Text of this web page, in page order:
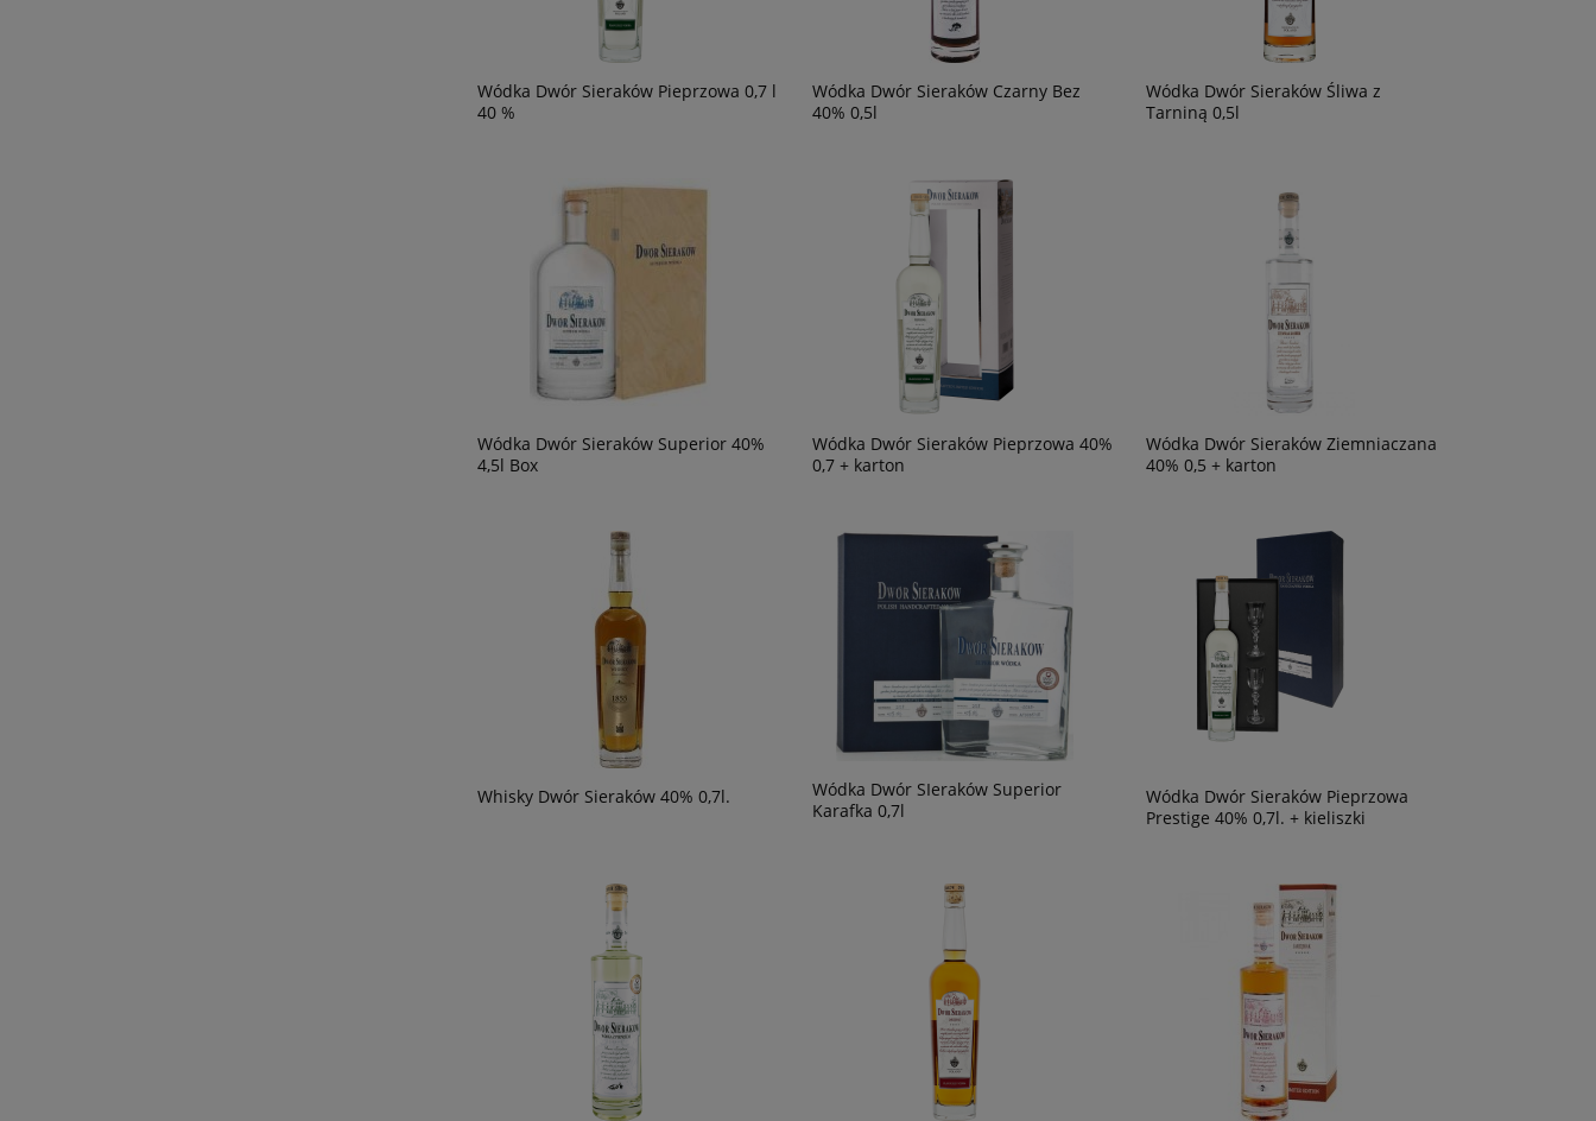
Wódka Dwór Sieraków Pieprzowa 0,7 l
40 %
Wódka Dwór Sieraków Czarny Bez
40% 0,5l
Wódka Dwór Sieraków Śliwa z
Tarniną 0,5l
Wódka Dwór Sieraków Superior 40%
4,5l Box
Wódka Dwór Sieraków Pieprzowa 40%
0,7 + karton
Wódka Dwór Sieraków Ziemniaczana
40% 0,5 + karton
Whisky Dwór Sieraków 40% 0,7l.
Wódka Dwór SIeraków Superior
Karafka 0,7l
Wódka Dwór Sieraków Pieprzowa
Prestige 40% 0,7l. + kieliszki